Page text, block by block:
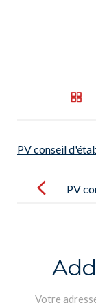
PV conseil
navigation
PV
Votre